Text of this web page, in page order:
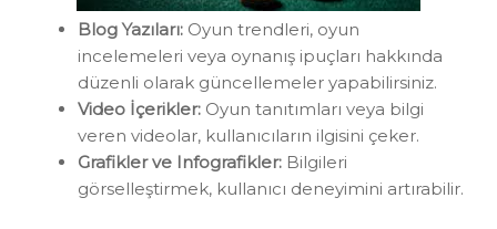
Blog Yazıları: Oyun trendleri, oyun
incelemeleri veya oynanış ipuçları hakkında
düzenli olarak güncellemeler yapabilirsiniz.
Video İçerikler: Oyun tanıtımları veya bilgi
veren videolar, kullanıcıların ilgisini çeker.
Grafikler ve Infografikler: Bilgileri
görselleştirmek, kullanıcı deneyimini artırabilir.